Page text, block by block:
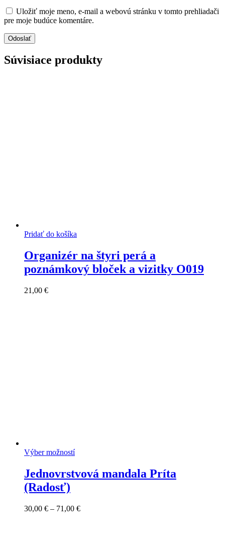
Uložiť moje meno, e-mail a webovú stránku v tomto prehliadači
pre moje budúce komentáre.
Súvisiace produkty
Pridať do košíka
Organizér na štyri perá a
poznámkový bloček a vizitky O019
21,00 €
Výber možností
Jednovrstvová mandala Príta
(Radosť)
30,00 € – 71,00 €Price